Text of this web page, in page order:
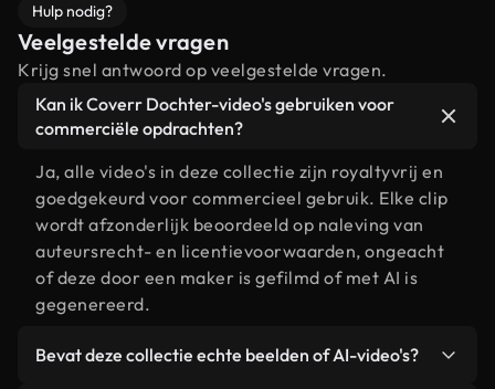
Hulp nodig?
Veelgestelde vragen
Krijg snel antwoord op veelgestelde vragen.
Kan ik Coverr Dochter-video's gebruiken voor
commerciële opdrachten?
Ja, alle video's in deze collectie zijn royaltyvrij en
goedgekeurd voor commercieel gebruik. Elke clip
wordt afzonderlijk beoordeeld op naleving van
auteursrecht- en licentievoorwaarden, ongeacht
of deze door een maker is gefilmd of met AI is
gegenereerd.
Bevat deze collectie echte beelden of AI-video's?